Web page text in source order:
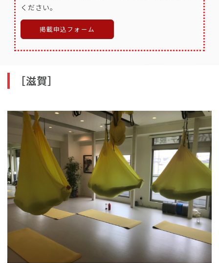
ください。
掲載申込フォーム
［滋賀］